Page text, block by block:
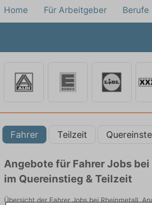
Home Für Arbeitgeber Berufe
Fahrer Teilzeit
Angebote für Fahrer Jobs
im Quereinstieg & Teilzeit
Übersicht der Fahrer Jobs bei Rheinmetall.